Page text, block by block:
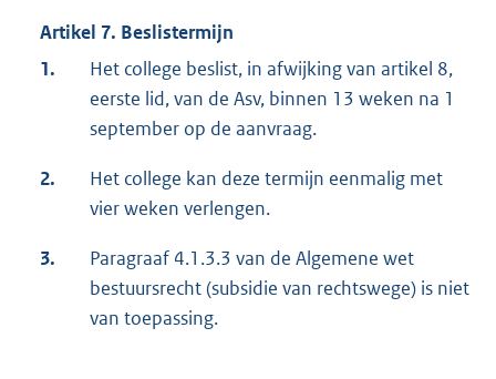
Artikel 7. Beslistermijn
1.
Het college beslist, in afwijking van artikel 8,
eerste lid, van de Asv, binnen 13 weken na 1
september op de aanvraag.
2.
Het college kan deze termijn eenmalig met
vier weken verlengen.
3.
Paragraaf 4.1.3.3 van de Algemene wet
bestuursrecht (subsidie van rechtswege) is niet
van toepassing.